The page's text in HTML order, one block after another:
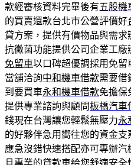
款經審核資料完畢後有五股機
的買賣還款台北市公營評價好
貸方案，提供有價物品與需求
抗黴菌功能提供公司企業工廠
免留車以口碑超優調採用免留
當舖洽詢中和機車借款需要借
到要買車永和機車借款免擔保
提供專業諮詢與顧問板橋汽車
錢現在台灣讓您輕鬆無壓力永
的好夥伴急用嚮往您的資金支
應急沒錯快速搭配亦可專辦汽
且專業的貸款車給您舒適安